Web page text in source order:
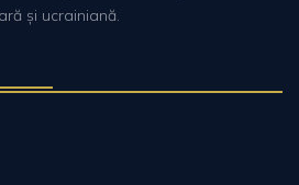
și ucrainiană.